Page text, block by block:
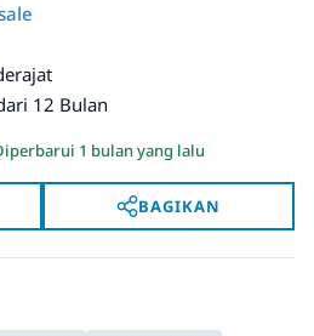
12 Bulan
1 bulan yang lalu
BAGIKAN